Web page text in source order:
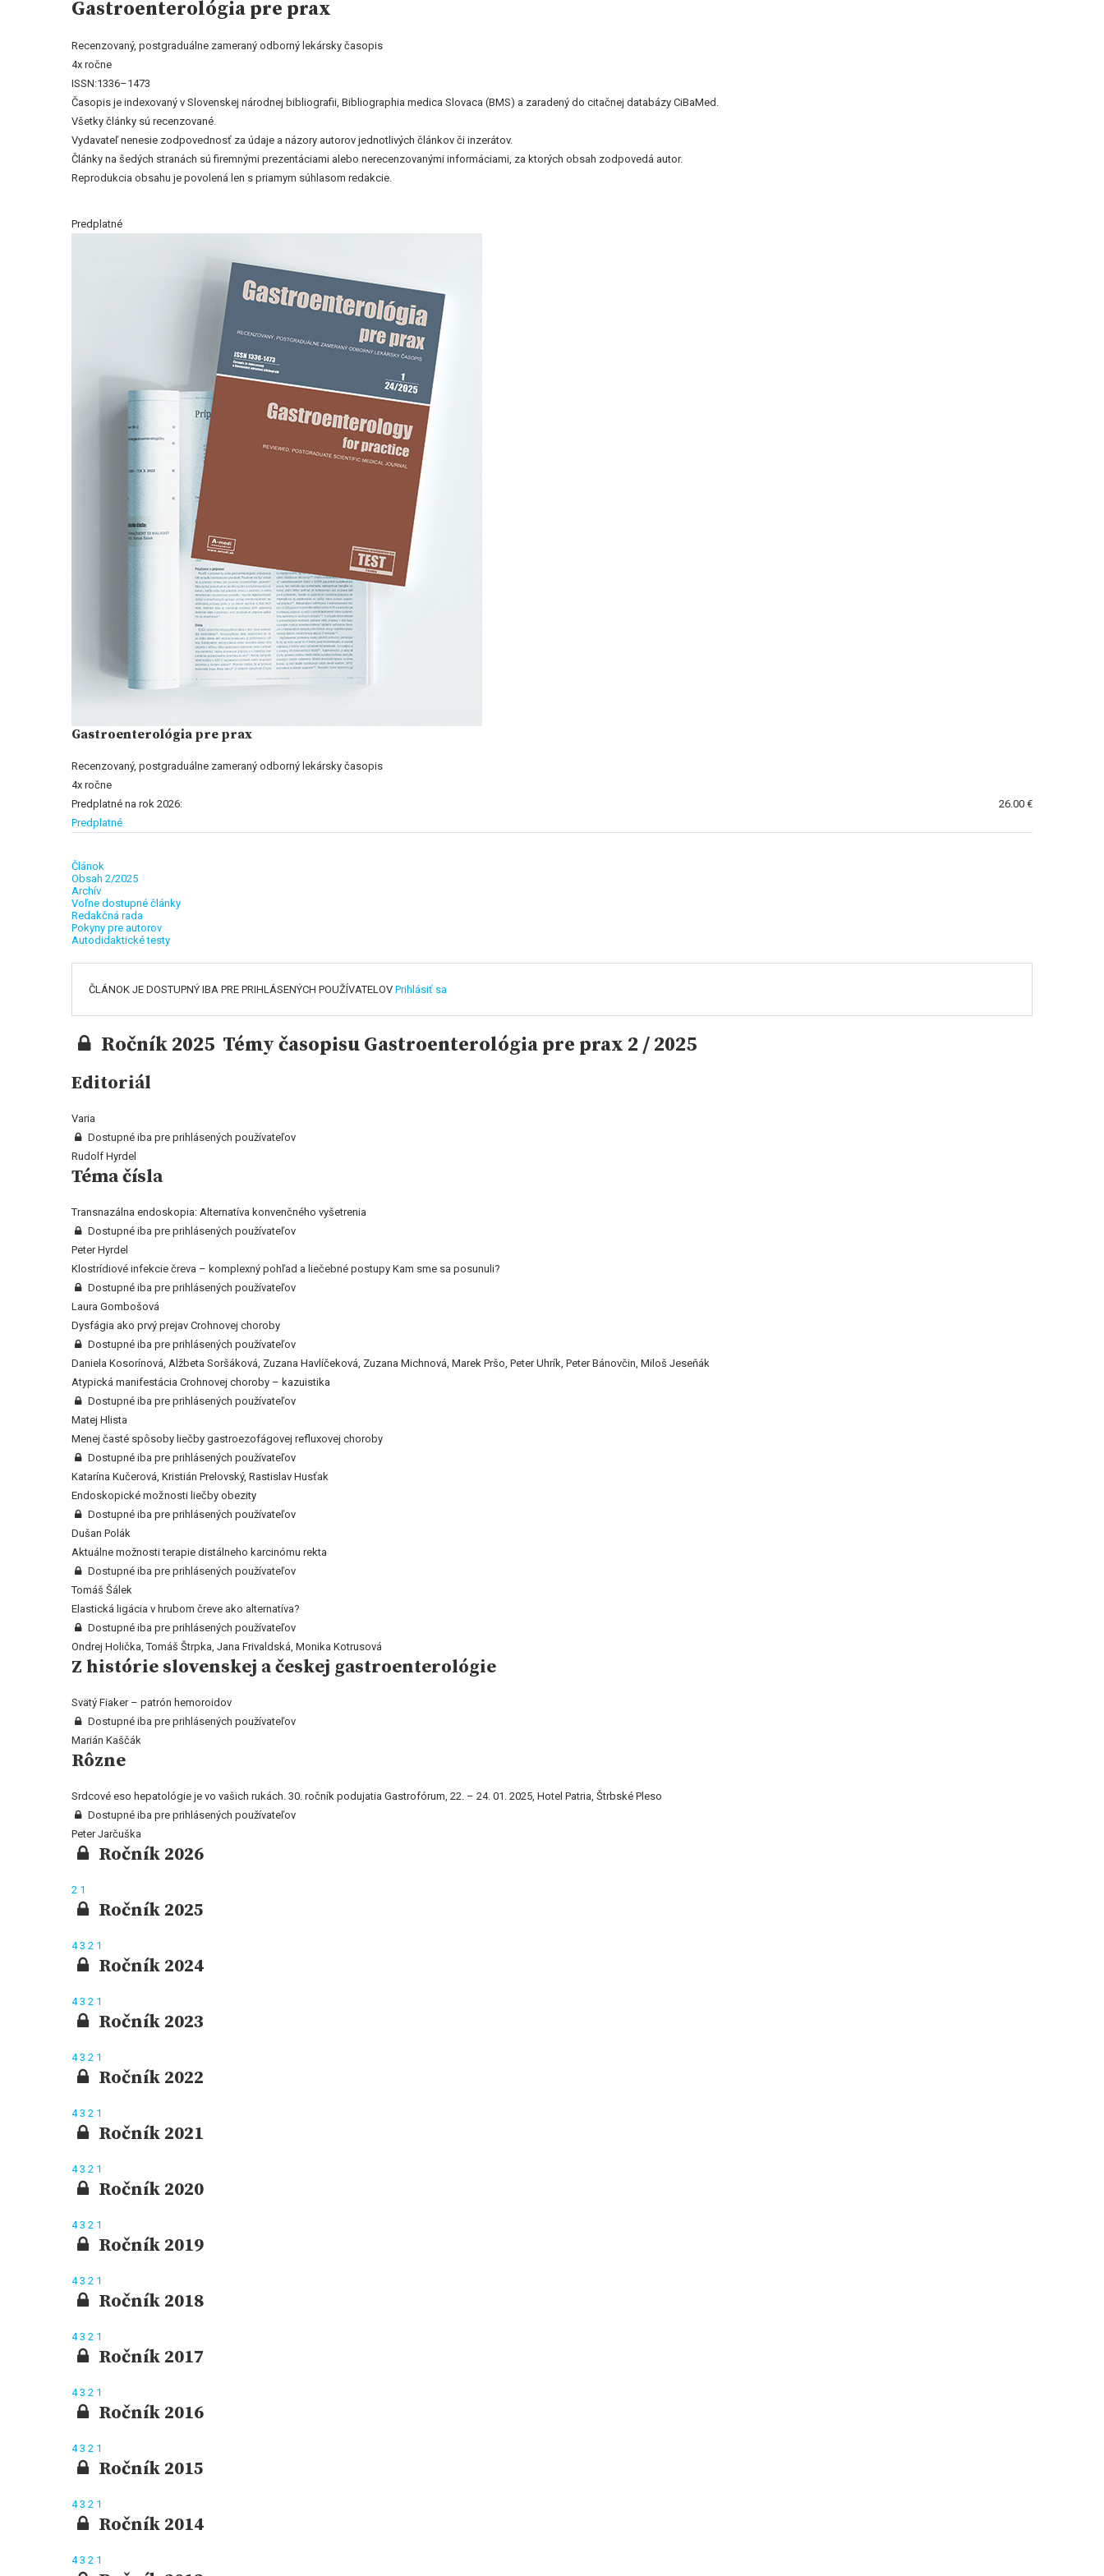
Gastroenterológia pre prax
Recenzovaný, postgraduálne zameraný odborný lekársky časopis
4x ročne
ISSN:1336–1473
Časopis je indexovaný v Slovenskej národnej bibliografii, Bibliographia medica Slovaca (BMS) a zaradený do citačnej databázy CiBaMed.
Všetky články sú recenzované.
Vydavateľ nenesie zodpovednosť za údaje a názory autorov jednotlivých článkov či inzerátov.
Články na šedých stranách sú firemnými prezentáciami alebo nerecenzovanými informáciami, za ktorých obsah zodpovedá autor.
Reprodukcia obsahu je povolená len s priamym súhlasom redakcie.
Predplatné
Gastroenterológia pre prax
Recenzovaný, postgraduálne zameraný odborný lekársky časopis
4x ročne
Predplatné na rok 2026:
26.00 €
Predplatné
Článok
Obsah 2/2025
Archív
Voľne dostupné články
Redakčná rada
Pokyny pre autorov
Autodidaktické testy
ČLÁNOK JE DOSTUPNÝ IBA PRE PRIHLÁSENÝCH POUŽÍVATELOV Prihlásiť sa
Ročník 2025 Témy časopisu Gastroenterológia pre prax 2 / 2025
Editoriál
Varia
Dostupné iba pre prihlásených používateľov
Rudolf Hyrdel
Téma čísla
Transnazálna endoskopia: Alternatíva konvenčného vyšetrenia
Dostupné iba pre prihlásených používateľov
Peter Hyrdel
Klostrídiové infekcie čreva – komplexný pohľad a liečebné postupy Kam sme sa posunuli?
Dostupné iba pre prihlásených používateľov
Laura Gombošová
Dysfágia ako prvý prejav Crohnovej choroby
Dostupné iba pre prihlásených používateľov
Daniela Kosorínová, Alžbeta Soršáková, Zuzana Havlíčeková, Zuzana Michnová, Marek Pršo, Peter Uhrík, Peter Bánovčin, Miloš Jeseňák
Atypická manifestácia Crohnovej choroby – kazuistika
Dostupné iba pre prihlásených používateľov
Matej Hlista
Menej časté spôsoby liečby gastroezofágovej refluxovej choroby
Dostupné iba pre prihlásených používateľov
Katarína Kučerová, Kristián Prelovský, Rastislav Husťak
Endoskopické možnosti liečby obezity
Dostupné iba pre prihlásených používateľov
Dušan Polák
Aktuálne možnosti terapie distálneho karcinómu rekta
Dostupné iba pre prihlásených používateľov
Tomáš Šálek
Elastická ligácia v hrubom čreve ako alternatíva?
Dostupné iba pre prihlásených používateľov
Ondrej Holička, Tomáš Štrpka, Jana Frivaldská, Monika Kotrusová
Z histórie slovenskej a českej gastroenterológie
Svätý Fiaker – patrón hemoroidov
Dostupné iba pre prihlásených používateľov
Marián Kaščák
Rôzne
Srdcové eso hepatológie je vo vašich rukách. 30. ročník podujatia Gastrofórum, 22. – 24. 01. 2025, Hotel Patria, Štrbské Pleso
Dostupné iba pre prihlásených používateľov
Peter Jarčuška
Ročník 2026
2 1
Ročník 2025
43 2 1
Ročník 2024
43 2 1
Ročník 2023
43 2 1
Ročník 2022
43 2 1
Ročník 2021
43 2 1
Ročník 2020
43 2 1
Ročník 2019
43 2 1
Ročník 2018
43 2 1
Ročník 2017
43 2 1
Ročník 2016
43 2 1
Ročník 2015
43 2 1
Ročník 2014
43 2 1